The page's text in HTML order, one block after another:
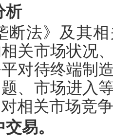
析
断法》及其
关市场状况
对待终端制
、市场进入
相关市场竞
易。